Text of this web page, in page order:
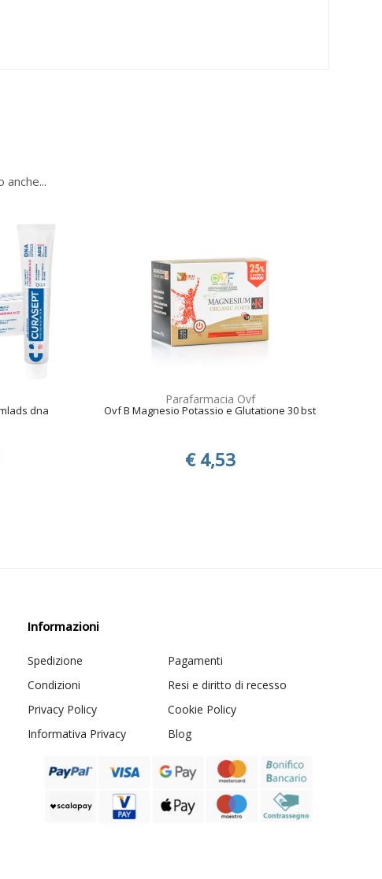
dna
Parafarmacia Ovf
Ovf B Magnesio Potassio e Glutatione 30 bst
€ 4,53
Informazioni
Spedizione
Pagamenti
Condizioni
Resi e diritto di recesso
Privacy Policy
Cookie Policy
Informativa Privacy
Blog